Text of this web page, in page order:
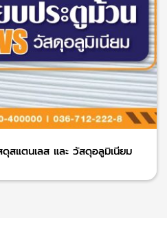
สแตนเลส และ วัสดุอลูมิเนียม